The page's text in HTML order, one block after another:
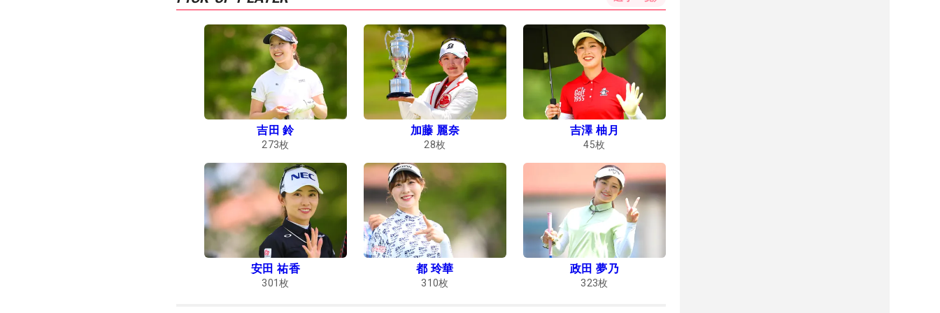
吉田 鈴
273枚
加藤 麗奈
28枚
吉澤 柚月
45枚
安田 祐香
301枚
都 玲華
310枚
政田 夢乃
323枚